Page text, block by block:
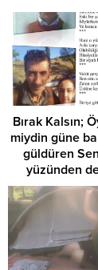
Bırak Kalsın;
miydin güne
güldüren
yüzünden